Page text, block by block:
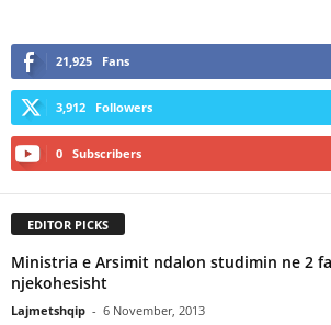
21,925 Fans
3,912 Followers
0 Subscribers
EDITOR PICKS
Ministria e Arsimit ndalon studimin ne 2
njekohesisht
Lajmetshqip - 6 November, 2013